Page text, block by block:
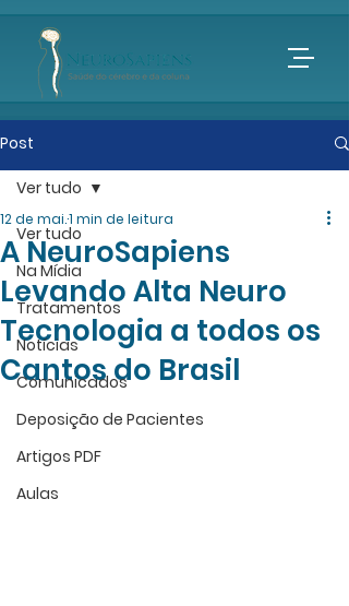
Post
Ver tudo
Na Mídia
Tratamentos
Notícias
Comunicados
Deposição de Pacientes
Artigos PDF
Aulas
Ver tudo
A NeuroSapiens
Levando Alta Neuro
Tecnologia a todos os
Cantos do Brasil
12 de mai.1 min de leitura